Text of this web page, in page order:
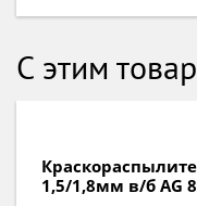
С этим
1,5/1,8мм в/б AG